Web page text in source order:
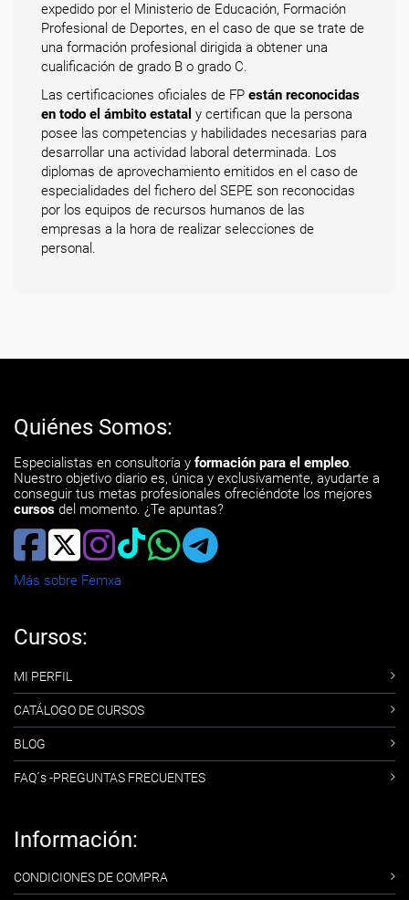
expedido por el Ministerio de Educación, Formación
Profesional de Deportes, en el caso de que se trate de
una formación profesional dirigida a obtener una
cualificación de grado B o grado C.
Las certificaciones oficiales de FP están reconocidas
en todo el ámbito estatal y certifican que la persona
posee las competencias y habilidades necesarias para
desarrollar una actividad laboral determinada. Los
diplomas de aprovechamiento emitidos en el caso de
especialidades del fichero del SEPE son reconocidas
por los equipos de recursos humanos de las
empresas a la hora de realizar selecciones de
personal.
Quiénes Somos:
Especialistas en consultoría y formación para el empleo.
Nuestro objetivo diario es, única y exclusivamente, ayudarte a
conseguir tus metas profesionales ofreciéndote los mejores
cursos del momento. ¿Te apuntas?
Más sobre Femxa
Cursos:
MI PERFIL
CATÁLOGO DE CURSOS
BLOG
FAQ´s -PREGUNTAS FRECUENTES
Información:
CONDICIONES DE COMPRA